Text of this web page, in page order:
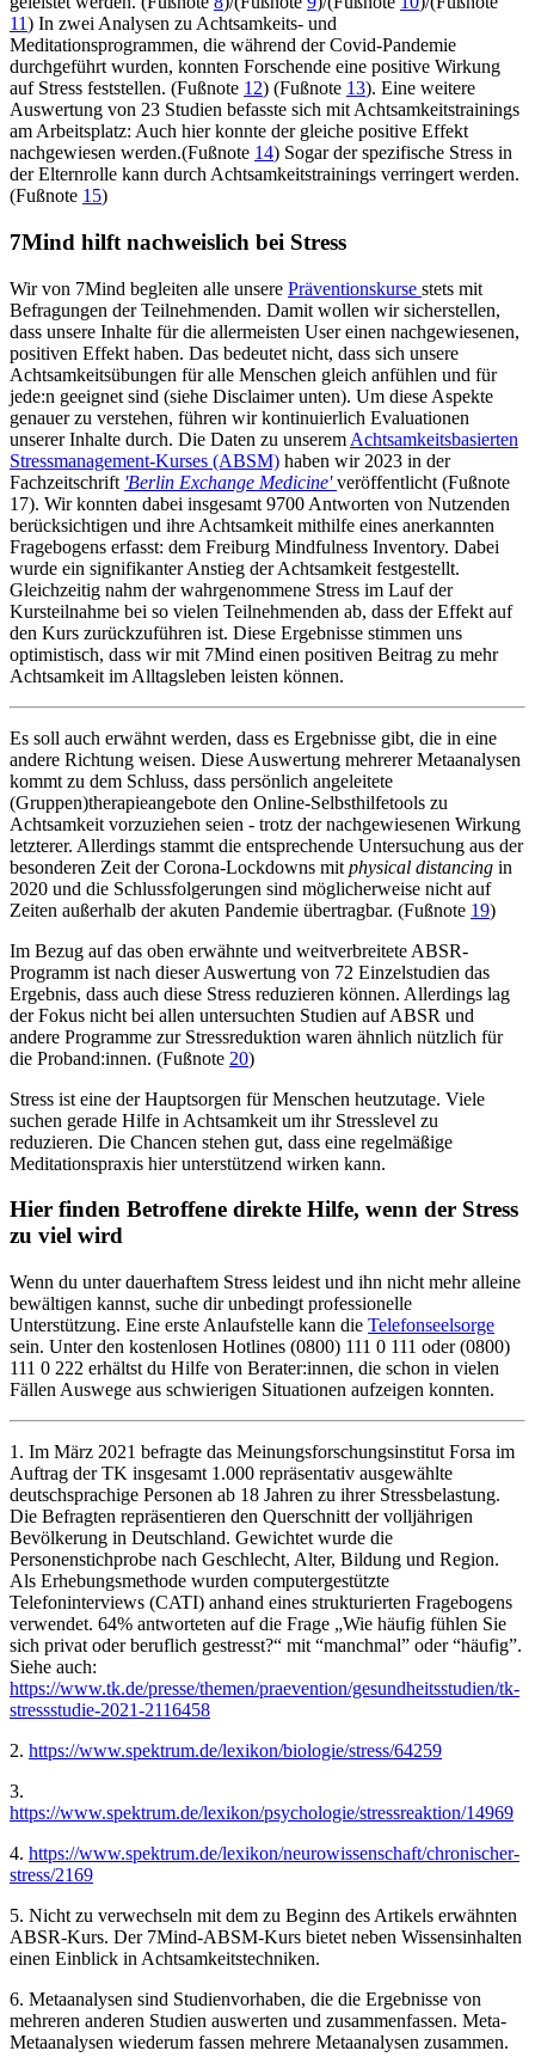
11) In zwei Analysen zu Achtsamkeits- und
Meditationsprogrammen, die während der Covid-Pandemie
durchgeführt wurden, konnten Forschende eine positive Wirkung
auf Stress feststellen. (Fußnote 12) (Fußnote 13). Eine weitere
Auswertung von 23 Studien befasste sich mit Achtsamkeitstrainings
am Arbeitsplatz: Auch hier konnte der gleiche positive Effekt
nachgewiesen werden.(Fußnote 14) Sogar der spezifische Stress in
der Elternrolle kann durch Achtsamkeitstrainings verringert werden.
(Fußnote 15)
7Mind hilft nachweislich bei Stress
Wir von 7Mind begleiten alle unsere Präventionskurse stets mit
Befragungen der Teilnehmenden. Damit wollen wir sicherstellen,
dass unsere Inhalte für die allermeisten User einen nachgewiesenen,
positiven Effekt haben. Das bedeutet nicht, dass sich unsere
Achtsamkeitsübungen für alle Menschen gleich anfühlen und für
jede:n geeignet sind (siehe Disclaimer unten). Um diese Aspekte
genauer zu verstehen, führen wir kontinuierlich Evaluationen
unserer Inhalte durch. Die Daten zu unserem Achtsamkeitsbasierten
Stressmanagement-Kurses (ABSM) haben wir 2023 in der
Fachzeitschrift 'Berlin Exchange Medicine'veröffentlicht (Fußnote
17). Wir konnten dabei insgesamt 9700 Antworten von Nutzenden
berücksichtigen und ihre Achtsamkeit mithilfe eines anerkannten
Fragebogens erfasst: dem Freiburg Mindfulness Inventory. Dabei
wurde ein signifikanter Anstieg der Achtsamkeit festgestellt.
Gleichzeitig nahm der wahrgenommene Stress im Lauf der
Kursteilnahme bei so vielen Teilnehmenden ab, dass der Effekt auf
den Kurs zurückzuführen ist. Diese Ergebnisse stimmen uns
optimistisch, dass wir mit 7Mind einen positiven Beitrag zu mehr
Achtsamkeit im Alltagsleben leisten können.
Es soll auch erwähnt werden, dass es Ergebnisse gibt, die in eine
andere Richtung weisen. Diese Auswertung mehrerer Metaanalysen
kommt zu dem Schluss, dass persönlich angeleitete
(Gruppen)therapieangebote den Online-Selbsthilfetools zu
Achtsamkeit vorzuziehen seien - trotz der nachgewiesenen Wirkung
letzterer. Allerdings stammt die entsprechende Untersuchung aus der
besonderen Zeit der Corona-Lockdowns mit physical distancing in
2020 und die Schlussfolgerungen sind möglicherweise nicht auf
Zeiten außerhalb der akuten Pandemie übertragbar. (Fußnote 19)
Im Bezug auf das oben erwähnte und weitverbreitete ABSR-
Programm ist nach dieser Auswertung von 72 Einzelstudien das
Ergebnis, dass auch diese Stress reduzieren können. Allerdings lag
der Fokus nicht bei allen untersuchten Studien auf ABSR und
andere Programme zur Stressreduktion waren ähnlich nützlich für
die Proband:innen. (Fußnote 20)
Stress ist eine der Hauptsorgen für Menschen heutzutage. Viele
suchen gerade Hilfe in Achtsamkeit um ihr Stresslevel zu
reduzieren. Die Chancen stehen gut, dass eine regelmäßige
Meditationspraxis hier unterstützend wirken kann.
Hier finden Betroffene direkte Hilfe, wenn der Stress
zu viel wird
Wenn du unter dauerhaftem Stress leidest und ihn nicht mehr alleine
bewältigen kannst, suche dir unbedingt professionelle
Unterstützung. Eine erste Anlaufstelle kann die Telefonseelsorge
sein. Unter den kostenlosen Hotlines (0800) 111 0 111 oder (0800)
111 0 222 erhältst du Hilfe von Berater:innen, die schon in vielen
Fällen Auswege aus schwierigen Situationen aufzeigen konnten.
1. Im März 2021 befragte das Meinungsforschungsinstitut Forsa im
Auftrag der TK insgesamt 1.000 repräsentativ ausgewählte
deutschsprachige Personen ab 18 Jahren zu ihrer Stressbelastung.
Die Befragten repräsentieren den Querschnitt der volljährigen
Bevölkerung in Deutschland. Gewichtet wurde die
Personenstichprobe nach Geschlecht, Alter, Bildung und Region.
Als Erhebungsmethode wurden computergestützte
Telefoninterviews (CATI) anhand eines strukturierten Fragebogens
verwendet. 64% antworteten auf die Frage „Wie häufig fühlen Sie
sich privat oder beruflich gestresst?“ mit “manchmal” oder “häufig”.
Siehe auch:
https://www.tk.de/presse/themen/praevention/gesundheitsstudien/tk-
stressstudie-2021-2116458
2. https://www.spektrum.de/lexikon/biologie/stress/64259
3.
https://www.spektrum.de/lexikon/psychologie/stressreaktion/14969
4. https://www.spektrum.de/lexikon/neurowissenschaft/chronischer-
stress/2169
5. Nicht zu verwechseln mit dem zu Beginn des Artikels erwähnten
ABSR-Kurs. Der 7Mind-ABSM-Kurs bietet neben Wissensinhalten
einen Einblick in Achtsamkeitstechniken.
6. Metaanalysen sind Studienvorhaben, die die Ergebnisse von
mehreren anderen Studien auswerten und zusammenfassen. Meta-
Metaanalysen wiederum fassen mehrere Metaanalysen zusammen.